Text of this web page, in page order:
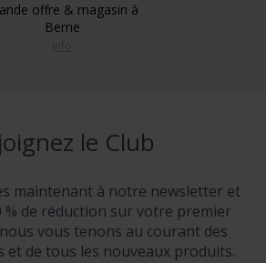
offre & magasin à
Berne
le Club
maintenant à notre newsletter et
% de réduction sur votre premier
vous tenons au courant des
et de tous les nouveaux produits.